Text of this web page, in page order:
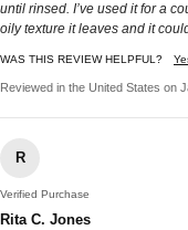
until rinsed. I’ve used it for a
oily texture it leaves and it
WAS THIS REVIEW HELPFUL?
Reviewed in the United States on
R
Verified Purchase
Rita C. Jones